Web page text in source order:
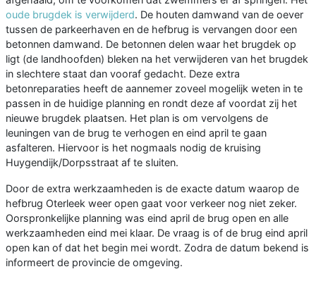
oude brugdek is verwijderd. De houten damwand van de oever
tussen de parkeerhaven en de hefbrug is vervangen door een
betonnen damwand. De betonnen delen waar het brugdek op
ligt (de landhoofden) bleken na het verwijderen van het brugdek
in slechtere staat dan vooraf gedacht. Deze extra
betonreparaties heeft de aannemer zoveel mogelijk weten in te
passen in de huidige planning en rondt deze af voordat zij het
nieuwe brugdek plaatsen. Het plan is om vervolgens de
leuningen van de brug te verhogen en eind april te gaan
asfalteren. Hiervoor is het nogmaals nodig de kruising
Huygendijk/Dorpsstraat af te sluiten.
Door de extra werkzaamheden is de exacte datum waarop de
hefbrug Oterleek weer open gaat voor verkeer nog niet zeker.
Oorspronkelijke planning was eind april de brug open en alle
werkzaamheden eind mei klaar. De vraag is of de brug eind april
open kan of dat het begin mei wordt. Zodra de datum bekend is
informeert de provincie de omgeving.